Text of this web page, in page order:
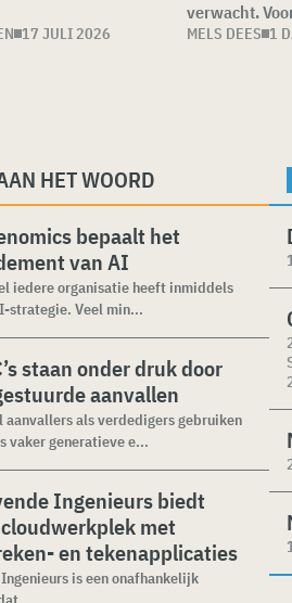
17 JULI 2026
verwacht.
MELS DEES 1
HET WOORD
bepaalt het
van AI
iedere organisatie heeft inmiddels
strategie. Veel min...
staan onder druk door
aanvallen
aanvallers als verdedigers gebruiken
vaker generatieve e...
Ingenieurs biedt
met
en tekenapplicaties
is een onafhankelijk